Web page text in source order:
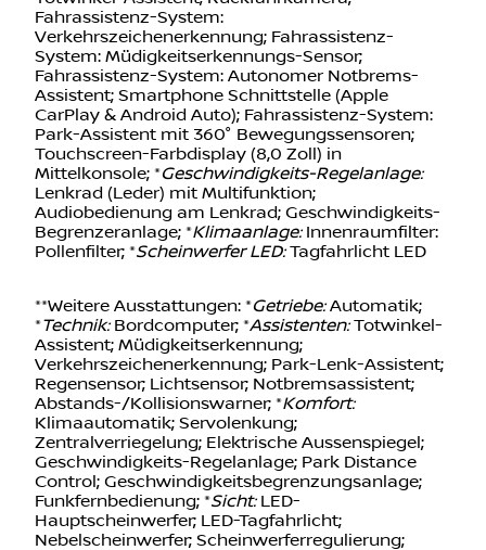
Totwinkel-Assistent; Rückfahrkamera;
Fahrassistenz-System:
Verkehrszeichenerkennung; Fahrassistenz-
System: Müdigkeitserkennungs-Sensor;
Fahrassistenz-System: Autonomer Notbrems-
Assistent; Smartphone Schnittstelle (Apple
CarPlay & Android Auto); Fahrassistenz-System:
Park-Assistent mit 360° Bewegungssensoren;
Touchscreen-Farbdisplay (8,0 Zoll) in
Mittelkonsole; *Geschwindigkeits-Regelanlage:
Lenkrad (Leder) mit Multifunktion;
Audiobedienung am Lenkrad; Geschwindigkeits-
Begrenzeranlage; *Klimaanlage:Innenraumfilter:
**Weitere Ausstattungen: *Getriebe:Automatik;
*Technik:Bordcomputer; *Assistenten:
Assistent; Müdigkeitserkennung;
Verkehrszeichenerkennung; Park-Lenk-Assistent;
Regensensor; Lichtsensor; Notbremsassistent;
Abstands-/Kollisionswarner; *Komfort:
Klimaautomatik; Servolenkung;
Zentralverriegelung; Elektrische Aussenspiegel;
Geschwindigkeits-Regelanlage; Park Distance
Control; Geschwindigkeitsbegrenzungsanlage;
Funkfernbedienung; * Sicht:LED-
Hauptscheinwerfer; LED-Tagfahrlicht;